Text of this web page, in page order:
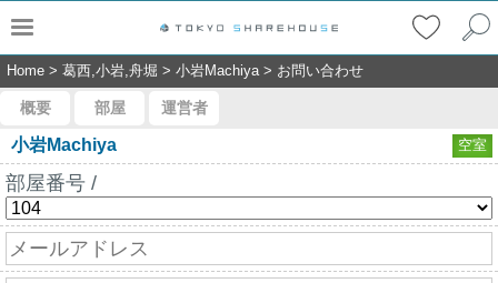
Home > 葛西,小岩,舟堀 > 小岩Machiya> お問い合わせ
概要 部屋 運営者
小岩Machiya 空室
部屋番号 /